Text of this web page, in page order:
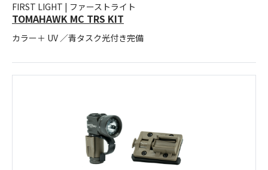
FIRST LIGHT | ファーストライト
TOMAHAWK MC TRS KIT
カラー＋ UV ／青タスク光付き完備